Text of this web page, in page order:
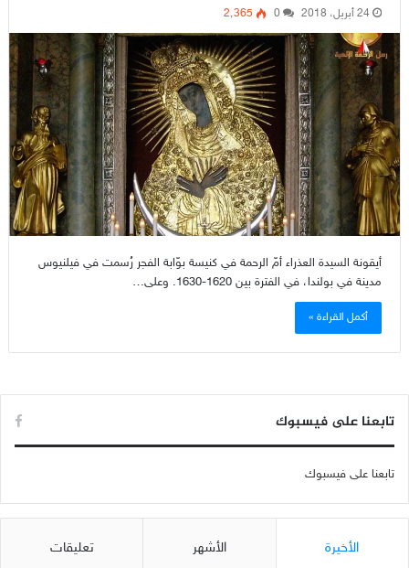
24 أبريل، 2018 0 2٬365
أيقونة السيدة العذراء أمّ الرحمة في كنيسة بوّابة الفجر رُسمت في فيلنيوس
مدينة في بولندا، في الفترة بين 1620-1630. وعلى…
أكمل القراءة »
تابعنا على فيسبوك
تابعنا على فيسبوك
الأخيرة الأشهر تعليقات